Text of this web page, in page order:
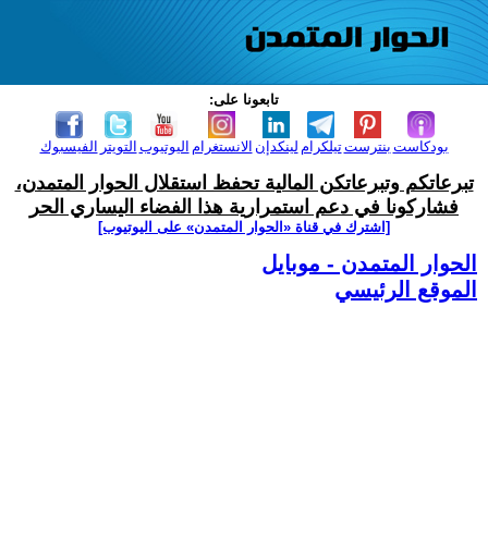
تابعونا على:
الفيسبوك التويتر اليوتيوب الانستغرام لينكدإن تيلكرامبنترست بودكاست
تبرعاتكم وتبرعاتكن المالية تحفظ استقلال الحوار المتمدن،
فشاركونا في دعم استمرارية هذا الفضاء اليساري الحر
[اشترك في قناة ‫«الحوار المتمدن» على اليوتيوب]
الحوار المتمدن - موبايل
الموقع الرئيسي